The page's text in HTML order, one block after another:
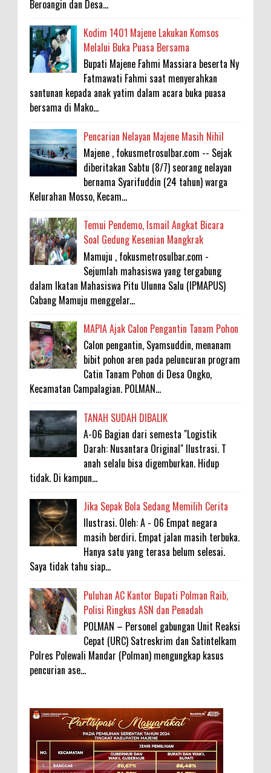
Beroangin dan Desa...
Kodim 1401 Majene Lakukan Komsos
Melalui Buka Puasa Bersama
Bupati Majene Fahmi Massiara beserta Ny
Fatmawati Fahmi saat menyerahkan
santunan kepada anak yatim dalam acara buka puasa
bersama di Mako...
Pencarian Nelayan Majene Masih Nihil
Majene , fokusmetrosulbar.com -- Sejak
diberitakan Sabtu (8/7) seorang nelayan
bernama Syarifuddin (24 tahun) warga
Kelurahan Mosso, Kecam...
Temui Pendemo, Ismail Angkat Bicara
Soal Gedung Kesenian Mangkrak
Mamuju , fokusmetrosulbar.com -
Sejumlah mahasiswa yang tergabung
dalam Ikatan Mahasiswa Pitu Ulunna Salu (IPMAPUS)
Cabang Mamuju menggelar...
MAPIA Ajak Calon Pengantin Tanam Pohon
Calon pengantin, Syamsuddin, menanam
bibit pohon aren pada peluncuran program
Catin Tanam Pohon di Desa Ongko,
Kecamatan Campalagian. POLMAN...
TANAH SUDAH DIBALIK
A-06 Bagian dari semesta "Logistik
Darah: Nusantara Original" Ilustrasi. T
anah selalu bisa digemburkan. Hidup
tidak. Di kampun...
Jika Sepak Bola Sedang Memilih Cerita
Ilustrasi. Oleh: A - 06 Empat negara
masih berdiri. Empat jalan masih terbuka.
Hanya satu yang terasa belum selesai.
Saya tidak tahu siap...
Puluhan AC Kantor Bupati Polman Raib,
Polisi Ringkus ASN dan Penadah
POLMAN – Personel gabungan Unit Reaksi
Cepat (URC) Satreskrim dan Satintelkam
Polres Polewali Mandar (Polman) mengungkap kasus
pencurian ase...